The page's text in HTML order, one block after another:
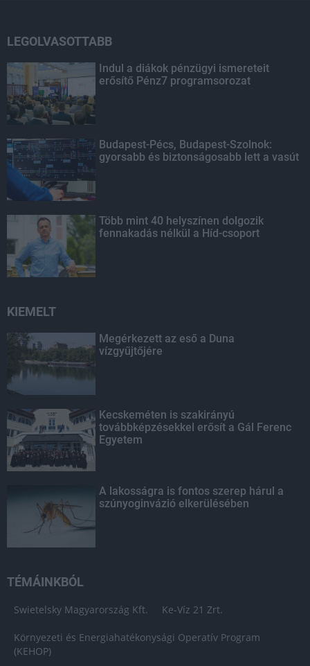
LEGOLVASOTTABB
Indul a diákok pénzügyi ismereteit
erősítő Pénz7 programsorozat
Budapest-Pécs, Budapest-Szolnok:
gyorsabb és biztonságosabb lett a vasút
Több mint 40 helyszínen dolgozik
fennakadás nélkül a Híd-csoport
KIEMELT
Megérkezett az eső a Duna
vízgyűjtőjére
Kecskeméten is szakirányú
továbbképzésekkel erősít a Gál Ferenc
Egyetem
A lakosságra is fontos szerep hárul a
szúnyoginvázió elkerülésében
TÉMÁINKBÓL
Swietelsky Magyarország Kft. Ke-Víz 21 Zrt.
Környezeti és Energiahatékonysági Operatív Program
(KEHOP)